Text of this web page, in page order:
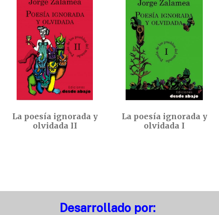
La poesía ignorada y
olvidada II
La poesía ignorada y
olvidada I
Desarrollado por: